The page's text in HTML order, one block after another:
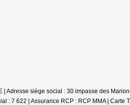
Adresse siège social : 30 impasse des
: 7 622 | Assurance RCP : RCP MMA | Carte